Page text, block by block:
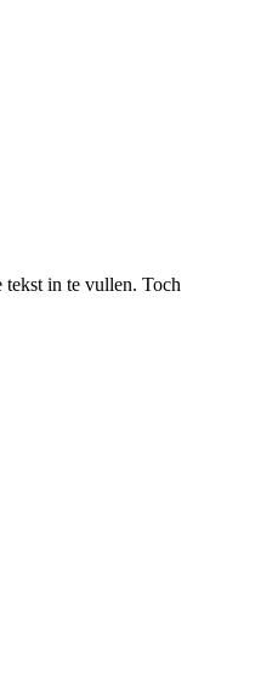
tekst in te vullen. Toch